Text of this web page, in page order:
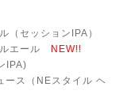
セッションIPA）
エール
NEW!!
IPA)
ス（NEスタイル ヘ